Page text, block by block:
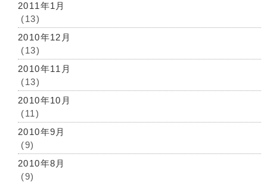
2011年1月
(13)
2010年12月
(13)
2010年11月
(13)
2010年10月
(11)
2010年9月
(9)
2010年8月
(9)